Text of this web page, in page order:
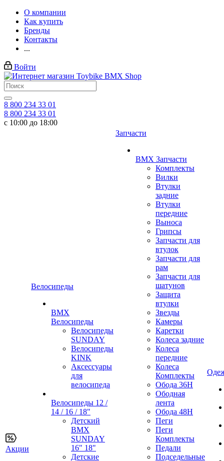
О компании
Как купить
Бренды
Контакты
...
Войти
8 800 234 33 01
8 800 234 33 01
с 10:00 до 18:00
Акции
Велосипеды
BMX
Велосипеды
Велосипеды
SUNDAY
Велосипеды
KINK
Аксессуары
для
велосипеда
Велосипеды 12 /
14 / 16 / 18"
Детский
BMX
SUNDAY
16" 18"
Детские
Запчасти
BMX Запчасти
Комплекты
Вилки
Втулки
задние
Втулки
передние
Выноса
Грипсы
Запчасти для
втулок
Запчасти для
рам
Запчасти для
шатунов
Защита
втулки
Звезды
Камеры
Каретки
Колеса задние
Колеса
передние
Колеса
Комплекты
Обода 36H
Ободная
лента
Обода 48H
Пеги
Пеги
Комплекты
Педали
Подседельные